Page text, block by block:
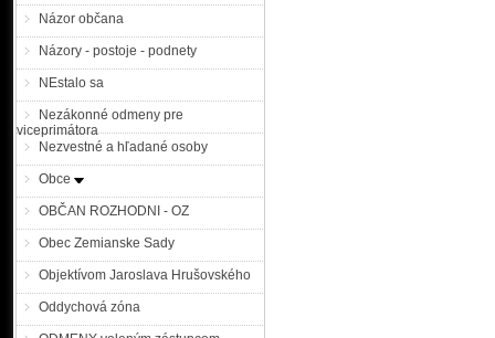
Názor občana
Názory - postoje - podnety
NEstalo sa
Nezákonné odmeny pre
viceprimátora
Nezvestné a hľadané osoby
Obce
OBČAN ROZHODNI - OZ
Obec Zemianske Sady
Objektívom Jaroslava Hrušovského
Oddychová zóna